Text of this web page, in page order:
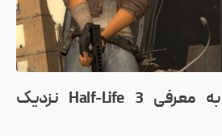
نتیجه‌گیری؛ چقدر به معرفی Half-Life 3 نزدیک